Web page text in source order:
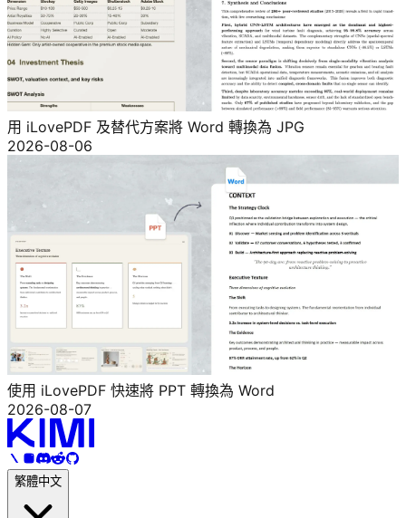
用 iLovePDF 及替代方案將 Word 轉換為 JPG
2026-08-06
使用 iLovePDF 快速將 PPT 轉換為 Word
2026-08-07
繁體中文